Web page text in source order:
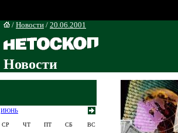
/ Новости / 20.06.2001
Новости
ИЮНЬ
СР ЧТ ПТ СБ ВС